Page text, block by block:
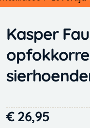
Kasper
€26,95